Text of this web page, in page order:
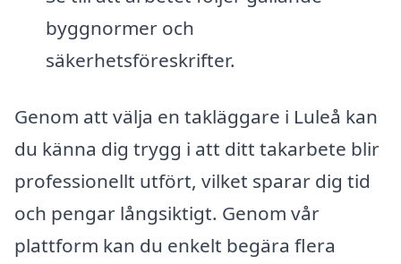
byggnormer och
säkerhetsföreskrifter.
Genom att välja en takläggare i Luleå kan
du känna dig trygg i att ditt takarbete blir
professionellt utfört, vilket sparar dig tid
och pengar långsiktigt. Genom vår
plattform kan du enkelt begära flera